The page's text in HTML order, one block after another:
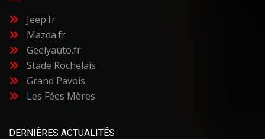
Jeep.fr
Mazda.fr
Geelyauto.fr
Stade Rochelais
Grand Pavois
Les Fées Mères
DERNIÈRES ACTUALITÉS